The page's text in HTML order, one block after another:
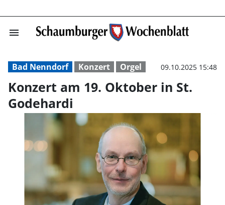
menu Konzert am 19.
Bad Nenndorf Konzert Orgel 09.10.2025 15:48
Konzert am 19. Oktober in St.
Godehardi